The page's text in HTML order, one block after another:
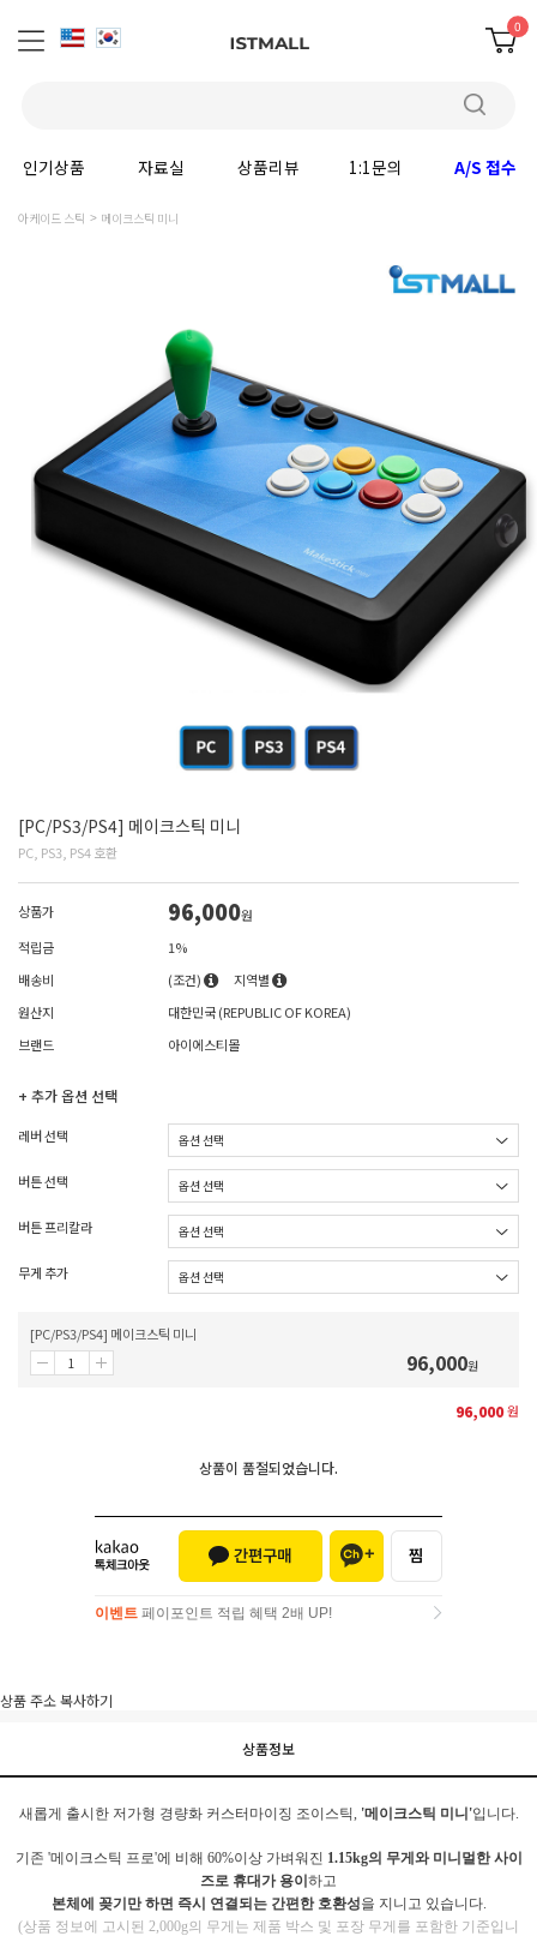
0
인기상품 자료실 상품리뷰 1:1문의 A/S 접수
아케이드 스틱 메이크스틱 미니
[PC/PS3/PS4] 메이크스틱 미니
PC, PS3, PS4 호환
상품가 96,000원
적립금
1%
배송비
(조건)
지역별
원산지
대한민국 (REPUBLIC OF KOREA)
브랜드
아이에스티몰
+ 추가 옵션 선택
레버 선택
버튼 선택
버튼 프리칼라
무게 추가
[PC/PS3/PS4] 메이크스틱 미니
96,000원
96,000원
상품이 품절되었습니다.
이벤트 페이포인트 적립 혜택 2배 UP!
상품 주소 복사하기
상품정보
새롭게 출시한 저가형 경량화 커스터마이징 조이스틱, '메이크스틱 미니'입니다.
기존 '메이크스틱 프로'에 비해 60%이상 가벼워진 1.15kg의 무게와 미니멀한 사이
즈로 휴대가 용이하고
본체에 꽂기만 하면 즉시 연결되는 간편한 호환성을 지니고 있습니다.
(상품 정보에 고시된 2,000g의 무게는 제품 박스 및 포장 무게를 포함한 기준입니